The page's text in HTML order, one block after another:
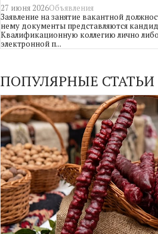
27 июня 2026Объявления
Заявление на занятие вакантной
нему документы представляются
Квалификационную коллегию лично
электронной п...
ПОПУЛЯРНЫЕ СТАТЬИ